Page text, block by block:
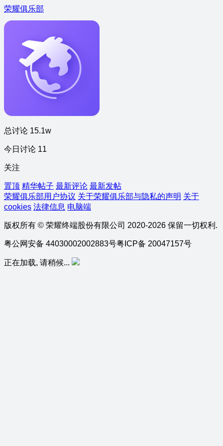
荣耀俱乐部
总讨论 15.1w
今日讨论 11
关注
置顶 精华帖子 最新评论 最新发帖
荣耀俱乐部用户协议 关于荣耀俱乐部与隐私的声明 关于
cookies 法律信息 电脑端
版权所有 © 荣耀终端股份有限公司 2020-2026 保留一切权利.
粤公网安备 44030002002883号粤ICP备 20047157号
正在加载, 请稍候...